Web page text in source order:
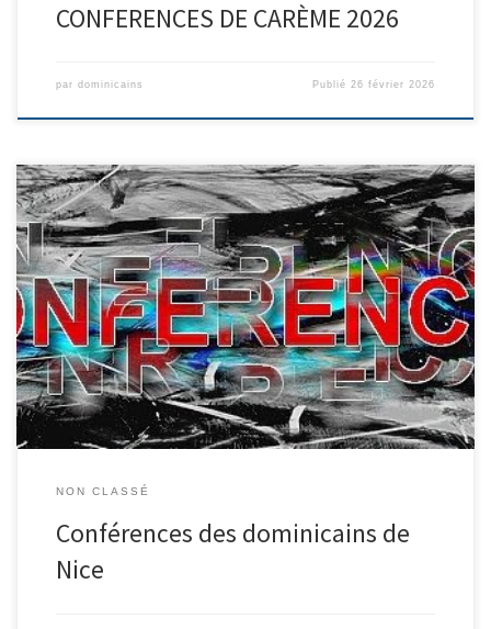
CONFERENCES DE CARÈME 2026
par dominicains Publié 26 février 2026
Le programme Conférences des Dominicains 2025-2026
NON CLASSÉ
Conférences des dominicains de
Nice